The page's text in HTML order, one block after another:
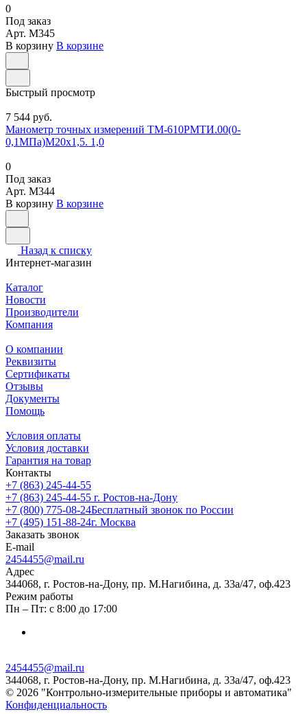
0
Под заказ
Арт. M345
В корзину В корзине
Быстрый просмотр
7 544 руб.
Манометр точных измерений ТМ-610РМТИ.00(0-
0,1МПа)М20х1,5. 1,0
0
Под заказ
Арт. M344
В корзину В корзине
Назад к списку
Интернет-магазин
Каталог
Новости
Производители
Компания
О компании
Реквизиты
Сертификаты
Отзывы
Документы
Помощь
Условия оплаты
Условия доставки
Гарантия на товар
Контакты
+7 (863) 245-44-55
+7 (863) 245-44-55 г. Ростов-на-Дону
+7 (800) 775-08-24Бесплатный звонок по России
+7 (495) 151-88-24г. Москва
Заказать звонок
E-mail
2454455@mail.ru
Адрес
344068, г. Ростов-на-Дону, пр. М.Нагибина, д. 33а/47, оф.423
Режим работы
Пн – Пт: с 8:00 до 17:00
2454455@mail.ru
344068, г. Ростов-на-Дону, пр. М.Нагибина, д. 33а/47, оф.423
© 2026 "Контрольно-измерительные приборы и автоматика"
Конфиденциальность